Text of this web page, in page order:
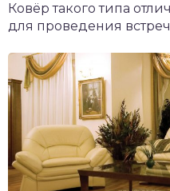
Ковёр такого типа
для проведения